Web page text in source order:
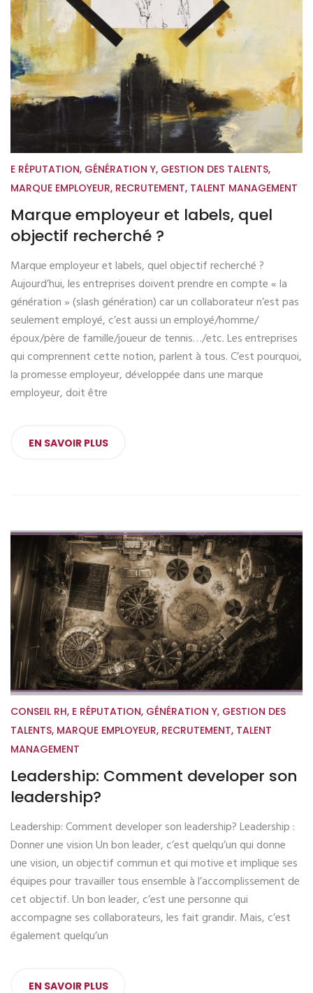
E RÉPUTATION, GÉNÉRATION Y, GESTION DES TALENTS,
MARQUE EMPLOYEUR, RECRUTEMENT, TALENT MANAGEMENT
Marque employeur et labels, quel
objectif recherché ?
Marque employeur et labels, quel objectif recherché ?
Aujourd’hui, les entreprises doivent prendre en compte « la
génération » (slash génération) car un collaborateur n’est pas
seulement employé, c’est aussi un employé/homme/
époux/père de famille/joueur de tennis…/etc. Les entreprises
qui comprennent cette notion, parlent à tous. C’est pourquoi,
la promesse employeur, développée dans une marque
employeur, doit être
EN SAVOIR PLUS
CONSEIL RH, E RÉPUTATION, GÉNÉRATION Y, GESTION DES
TALENTS, MARQUE EMPLOYEUR, RECRUTEMENT, TALENT
MANAGEMENT
Leadership: Comment developer son
leadership?
Leadership: Comment developer son leadership? Leadership :
Donner une vision Un bon leader, c’est quelqu’un qui donne
une vision, un objectif commun et qui motive et implique ses
équipes pour travailler tous ensemble à l’accomplissement de
cet objectif. Un bon leader, c’est une personne qui
accompagne ses collaborateurs, les fait grandir. Mais, c’est
également quelqu’un
EN SAVOIR PLUS